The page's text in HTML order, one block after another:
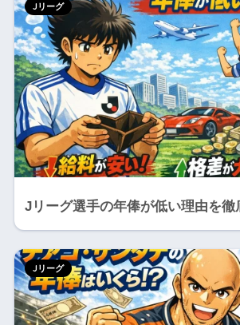
Jリーグ選手の年俸が低い理由を徹
Jリーグ
Jリーグ